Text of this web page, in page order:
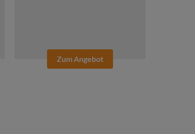
Zum Angebot